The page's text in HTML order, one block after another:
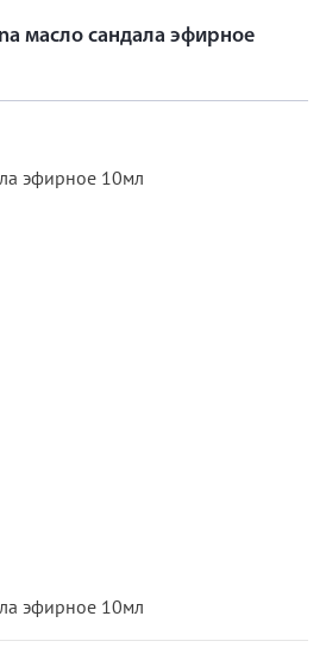
масло сандала эфирное
эфирное 10мл
эфирное 10мл